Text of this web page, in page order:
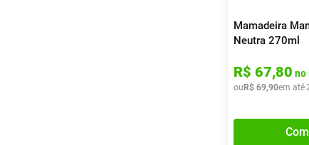
Mamadeira
Neutra 270ml
R$ 67,80 no
ou R$ 69,90em até